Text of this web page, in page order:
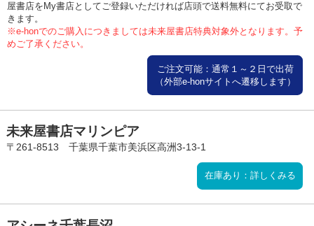
屋書店をMy書店としてご登録いただければ店頭で送料無料にてお受取で
きます。
※e-honでのご購入につきましては未来屋書店特典対象外となります。予
めご了承ください。
ご注文可能：通常１～２日で出荷
（外部e-honサイトへ遷移します）
未来屋書店マリンピア
〒261-8513 千葉県千葉市美浜区高洲3-13-1
在庫あり：詳しくみる